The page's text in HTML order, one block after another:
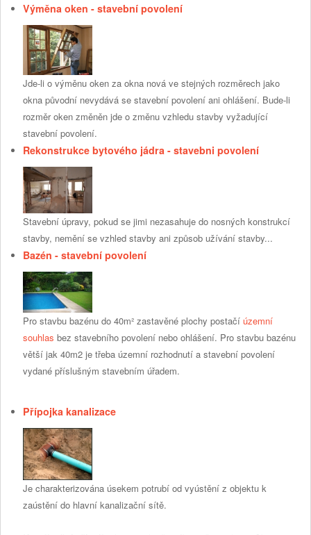
Výměna oken - stavební povolení
Jde-li o výměnu oken za okna nová ve stejných rozměrech jako
okna původní nevydává se stavební povolení ani ohlášení. Bude-li
rozměr oken změněn jde o změnu vzhledu stavby vyžadující
stavební povolení.
Rekonstrukce bytového jádra - stavebni povolení
Stavební úpravy, pokud se jimi nezasahuje do nosných konstrukcí
stavby, nemění se vzhled stavby ani způsob užívání stavby...
Bazén - stavební povolení
Pro stavbu bazénu do 40m² zastavěné plochy postačí územní
souhlas bez stavebního povolení nebo ohlášení. Pro stavbu bazénu
větší jak 40m2 je třeba územní rozhodnutí a stavební povolení
vydané příslušným stavebním úřadem.
Přípojka kanalizace
Je charakterizována úsekem potrubí od vyústění z objektu k
zaústění do hlavní kanalizační sítě.